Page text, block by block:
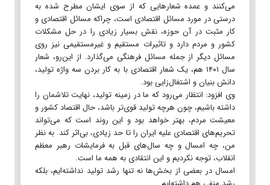
می‌کنند و عمده شعارهایی که از سوی ایشان مطرح شده به
درستی در مورد مسائل اقتصادی است، چراکه مسائل اقتصادی و
کار مثبت در آن حوزه، نقش بسیار زیادی را در حل مشکلات
کشور و مردم دارد و تاثیرات مستقیم و غیرمستقیمی نیز روی
مسائل دیگر از جمله مسائل فرهنگی می‌گذارد. از این‌رو، شعار
سال ۱۴۰۱ هم، یک شعار اقتصادی با به کار بردن سه واژه تولید،
دانش بنیان و اشتغال‌زایی بود.
وی افزود: انتظار می‌رود که ما در زمینه تولید، نهایت تلاشمان را
داشته باشیم، چون هرچه تولید قوی‌تر باشد، حال اقتصاد کشور و
معیشت مردم، بهتر خواهد بود و این روند است که می‌تواند
تحریم‌های اقتصادی علیه ایران را تا حد زیادی، بی‌اثر کند. به نظر
من، چه امسال و چه سال‌های قبل به فرمایشات رهبر معظم
انقلاب، توجه نکردیم و این انتقادی به همه ما است.
امسال در بعضی از بخش‌ها نه تنها رشد تولید نداشته‌ایم، بلکه